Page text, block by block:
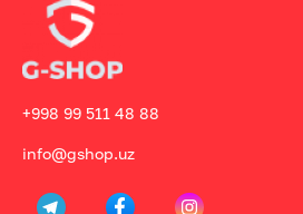
+998 99 511 48 88
info@gshop.uz